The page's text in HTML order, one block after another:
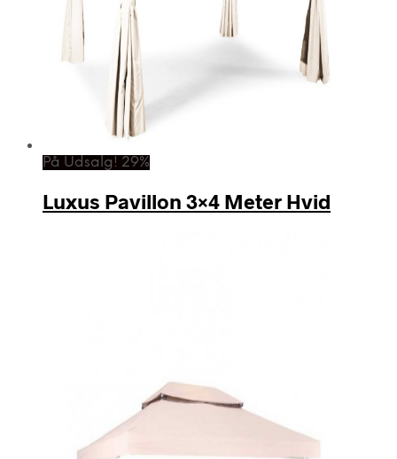
På Udsalg! 29%
Luxus Pavillon 3×4 Meter Hvid